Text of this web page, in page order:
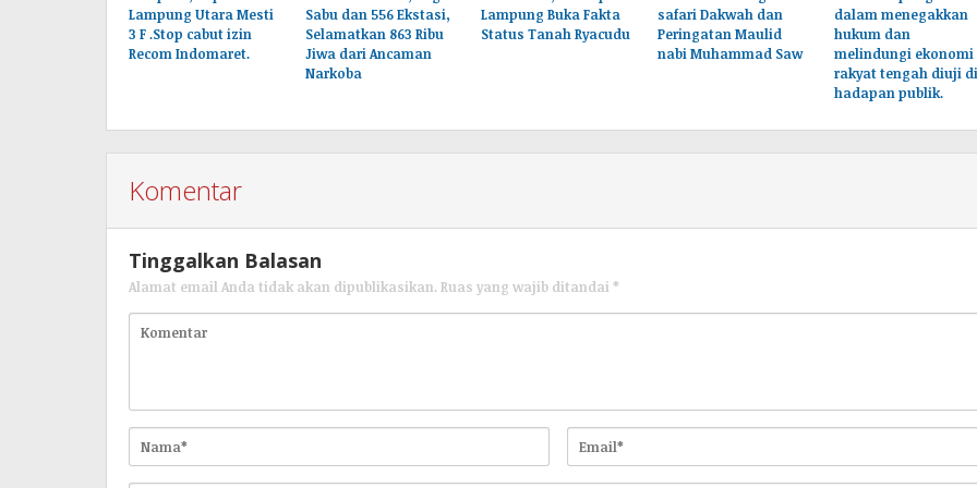
Lampung Utara Mesti
3 F .Stop cabut izin
Recom Indomaret.
Sabu dan 556 Ekstasi,
Selamatkan 863 Ribu
Jiwa dari Ancaman
Narkoba
Lampung Buka Fakta
Status Tanah Ryacudu
safari Dakwah dan
Peringatan Maulid
nabi Muhammad Saw
dalam menegakkan
hukum dan
melindungi ekonomi
rakyat tengah diuji di
hadapan publik.
Komentar
Tinggalkan Balasan
Alamat email Anda tidak akan dipublikasikan. Ruas yang wajib ditandai *